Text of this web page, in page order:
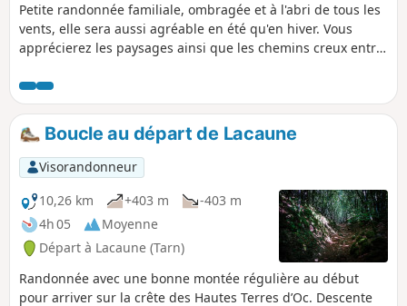
Petite randonnée familiale, ombragée et à l'abri de tous les
vents, elle sera aussi agréable en été qu'en hiver. Vous
apprécierez les paysages ainsi que les chemins creux entre
Boucle au départ de Lacaune
Visorandonneur
10,26 km
+403 m
-403 m
4h 05
Moyenne
Départ à Lacaune (Tarn)
Randonnée avec une bonne montée régulière au début
pour arriver sur la crête des Hautes Terres d’Oc. Descente